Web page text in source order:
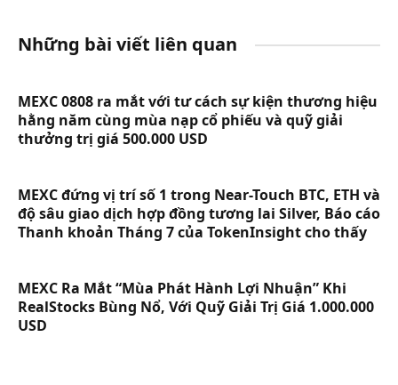
Những bài viết liên quan
MEXC 0808 ra mắt với tư cách sự kiện thương hiệu
hằng năm cùng mùa nạp cổ phiếu và quỹ giải
thưởng trị giá 500.000 USD
MEXC đứng vị trí số 1 trong Near-Touch BTC, ETH và
độ sâu giao dịch hợp đồng tương lai Silver, Báo cáo
Thanh khoản Tháng 7 của TokenInsight cho thấy
MEXC Ra Mắt “Mùa Phát Hành Lợi Nhuận” Khi
RealStocks Bùng Nổ, Với Quỹ Giải Trị Giá 1.000.000
USD